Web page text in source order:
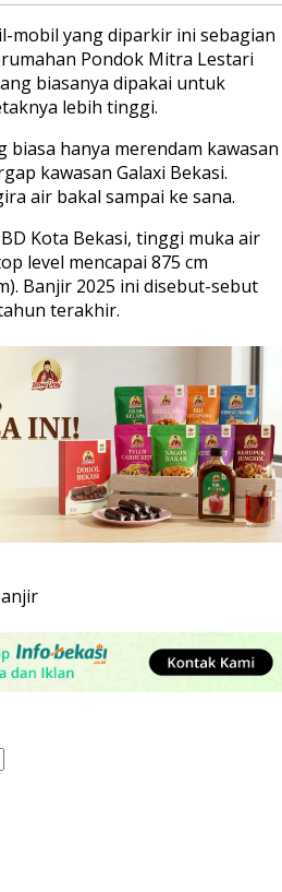
mobil yang diparkir ini sebagian
Pondok Mitra Lestari
biasanya dipakai untuk
lebih tinggi.
biasa hanya merendam kawasan
kawasan Galaxi Bekasi.
air bakal sampai ke sana.
Kota Bekasi, tinggi muka air
level mencapai 875 cm
Banjir 2025 ini disebut-sebut
terakhir.